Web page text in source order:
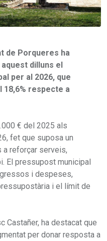
de Porqueres ha
dilluns el
per al 2026, que
18,6% respecte a
€ del 2025 als
fet que suposa un
a reforçar serveis,
El pressupost municipal
i despeses,
i el límit de
Castañer, ha destacat que
per donar resposta a